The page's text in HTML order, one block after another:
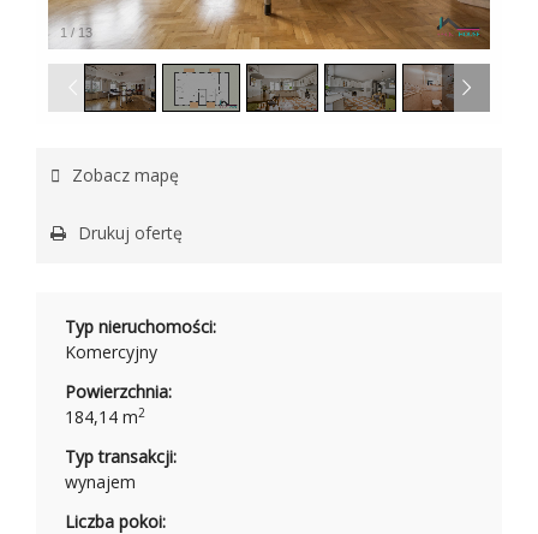
1 / 13
Zobacz mapę
Drukuj ofertę
Typ nieruchomości:
Komercyjny
Powierzchnia:
184,14 m2
Typ transakcji:
wynajem
Liczba pokoi: